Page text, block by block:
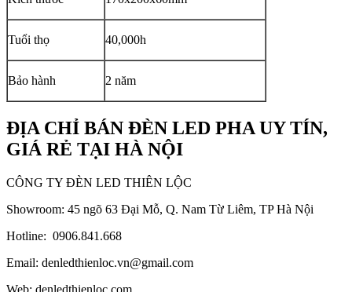
Tuổi thọ 40,000h
Bảo hành 2 năm
ĐỊA CHỈ BÁN ĐÈN LED PHA UY TÍN,
GIÁ RẺ TẠI HÀ NỘI
CÔNG TY ĐÈN LED THIÊN LỘC
Showroom: 45 ngõ 63 Đại Mỗ, Q. Nam Từ Liêm, TP Hà Nội
Hotline: 0906.841.668
Email: denledthienloc.vn@gmail.com
Web: denledthienloc.com